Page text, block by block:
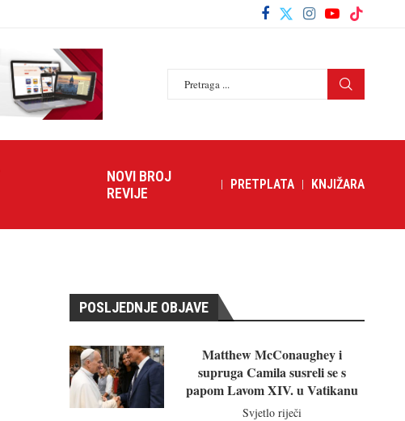
NOVI BROJ
REVIJE
PRETPLATA KNJIŽARA
POSLJEDNJE OBJAVE
Matthew McConaughey i
supruga Camila susreli se s
papom Lavom XIV. u Vatikanu
Svjetlo riječi